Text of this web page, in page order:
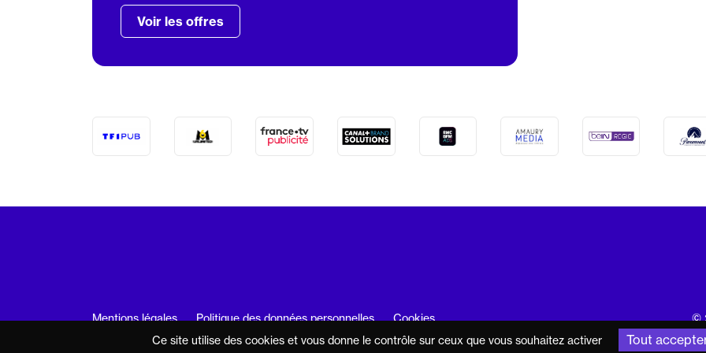
Voir les offres
Mentions légales Politique des données personnelles Cookies ©
Ce site utilise des cookies et vous donne le contrôle sur ceux que vous souhaitez activer Tout